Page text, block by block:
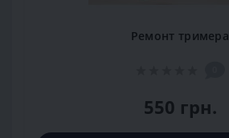
Ремонт тримера
550 грн.